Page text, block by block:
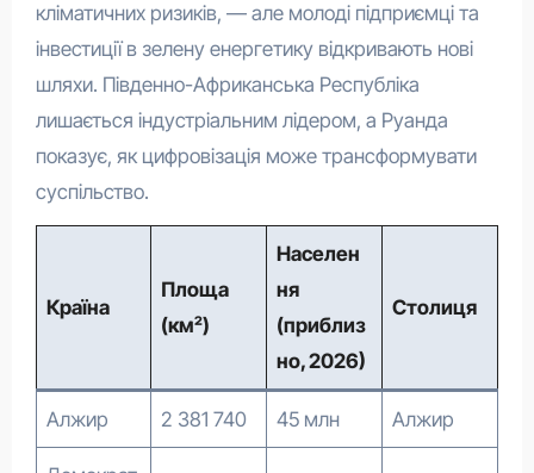
кліматичних ризиків, — але молоді підприємці та
інвестиції в зелену енергетику відкривають нові
шляхи. Південно-Африканська Республіка
лишається індустріальним лідером, а Руанда
показує, як цифровізація може трансформувати
суспільство.
Країна
Площа
(км²)
Населен
ня
(приблиз
но, 2026)
Столиця
Алжир 2 381 740 45 млн Алжир